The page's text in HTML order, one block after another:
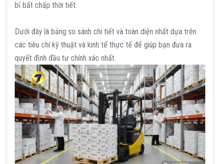
bỉ bất chấp thời tiết.
Dưới đây là bảng so sánh chi tiết và toàn diện nhất dựa trên
các tiêu chí kỹ thuật và kinh tế thực tế để giúp bạn đưa ra
quyết định đầu tư chính xác nhất.